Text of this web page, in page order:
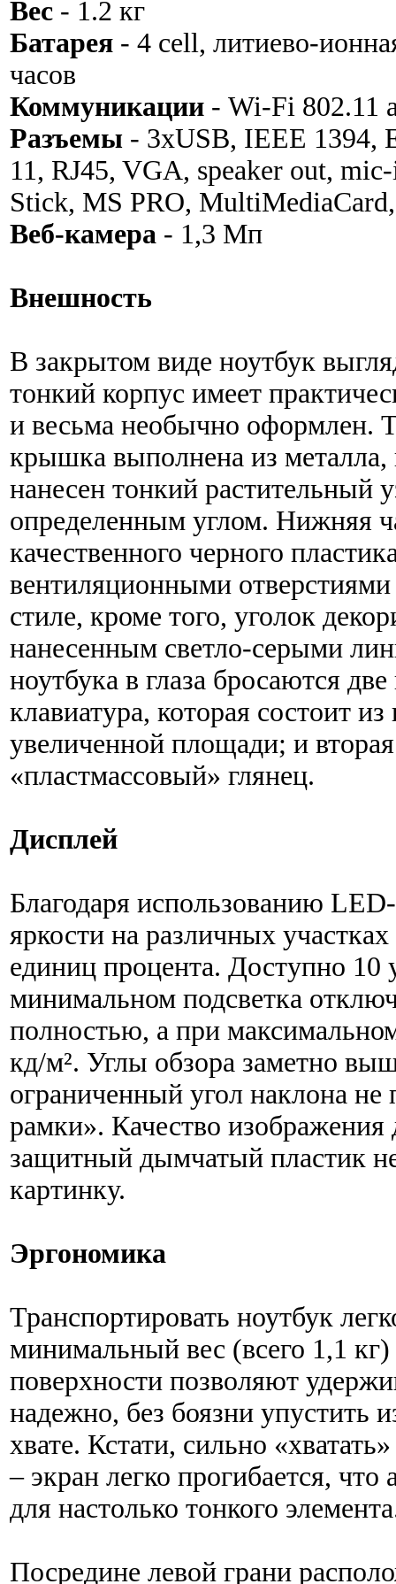
Вес - 1.2 кг
Батарея - 4 cell, литиево-
часов
Коммуникации - Wi-Fi 802.11
Разъемы - 3xUSB, IEEE 1394,
11, RJ45, VGA, speaker out,
Stick, MS PRO,
Веб-камера - 1,3 Мп
Внешность
В закрытом виде ноутбук
тонкий корпус имеет
и весьма необычно оформлен.
крышка выполнена из металла,
нанесен тонкий
определенным углом. Нижняя
качественного черного
вентиляционными
стиле, кроме того, уголок
нанесенным светло-серыми
ноутбука в глаза бросаются
клавиатура, которая состоит
увеличенной площади; и
«пластмассовый» глянец.
Дисплей
Благодаря использованию
яркости на различных
единиц процента. Доступно 10
минимальном подсветка
полностью, а при
кд/м². Углы обзора заметно
ограниченный угол наклона не
рамки». Качество изображения
защитный дымчатый пластик
картинку.
Эргономика
Транспортировать ноутбук
минимальный вес (всего 1,1 кг)
поверхности позволяют
надежно, без боязни упустить
хвате. Кстати, сильно
– экран легко прогибается,
для настолько тонкого
Посредине левой грани